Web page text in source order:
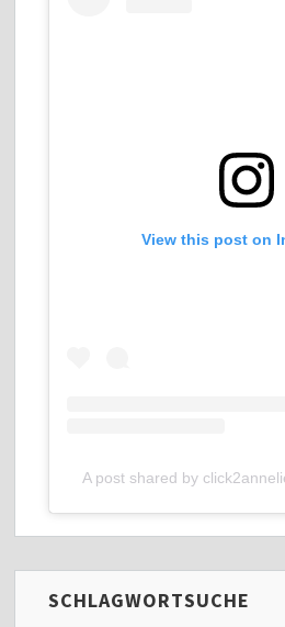
View this post on
A post shared by
SCHLAGWORTSUCHE